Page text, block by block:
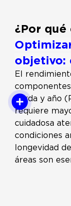
¿Por
objetivo:
El
cerda y año
requiere
cuidadosa
condiciones
longevidad
áreas son